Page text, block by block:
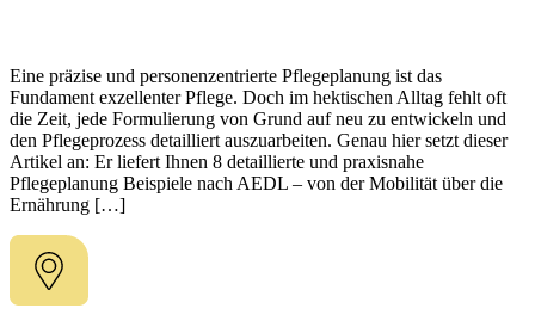
Eine präzise und personenzentrierte Pflegeplanung ist das
Fundament exzellenter Pflege. Doch im hektischen Alltag fehlt oft
die Zeit, jede Formulierung von Grund auf neu zu entwickeln und
den Pflegeprozess detailliert auszuarbeiten. Genau hier setzt dieser
Artikel an: Er liefert Ihnen 8 detaillierte und praxisnahe
Pflegeplanung Beispiele nach AEDL – von der Mobilität über die
Ernährung […]